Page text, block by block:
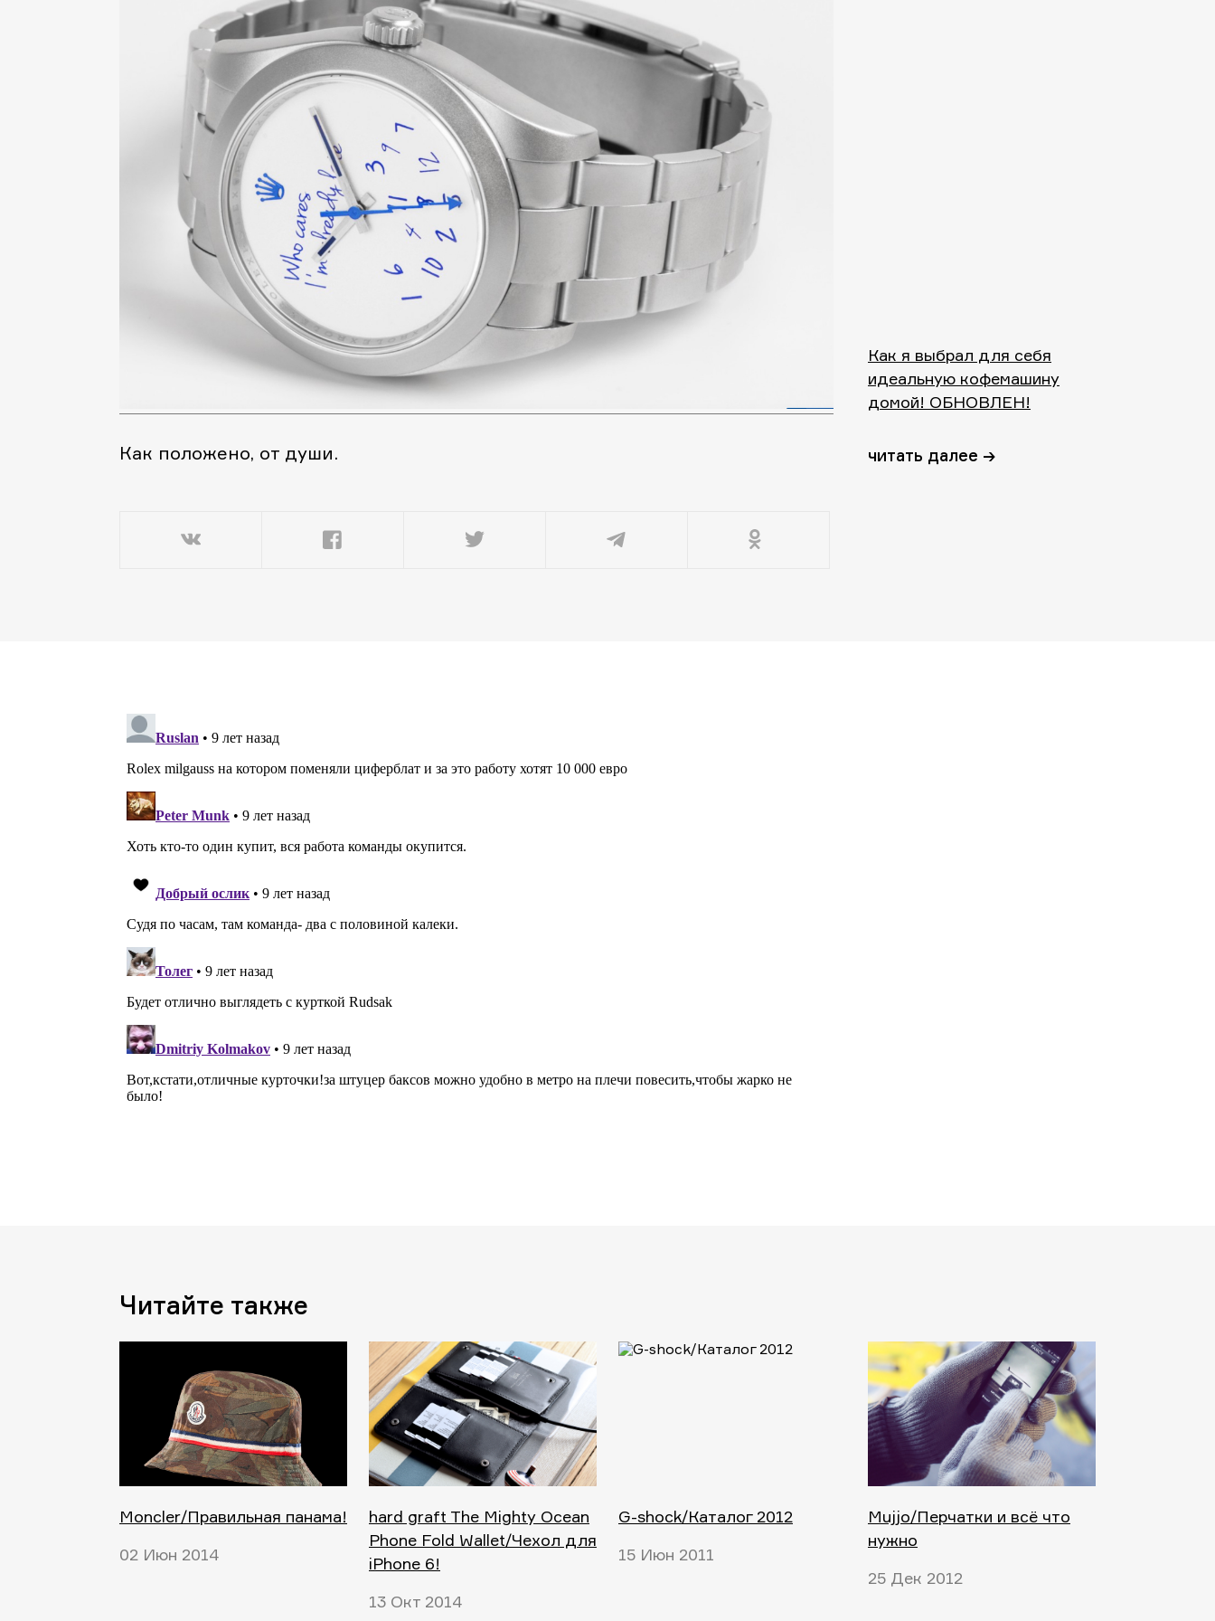
Как положено, от души.
Как я выбрал для себя
идеальную кофемашину
домой! ОБНОВЛЕН!
читать далее →
Читайте также
Moncler/Правильная панама!
02 Июн 2014
hard graft The Mighty Ocean
Phone Fold Wallet/Чехол для
iPhone 6!
13 Окт 2014
G-shock/Каталог 2012
15 Июн 2011
Mujjo/Перчатки и всё что
нужно
25 Дек 2012